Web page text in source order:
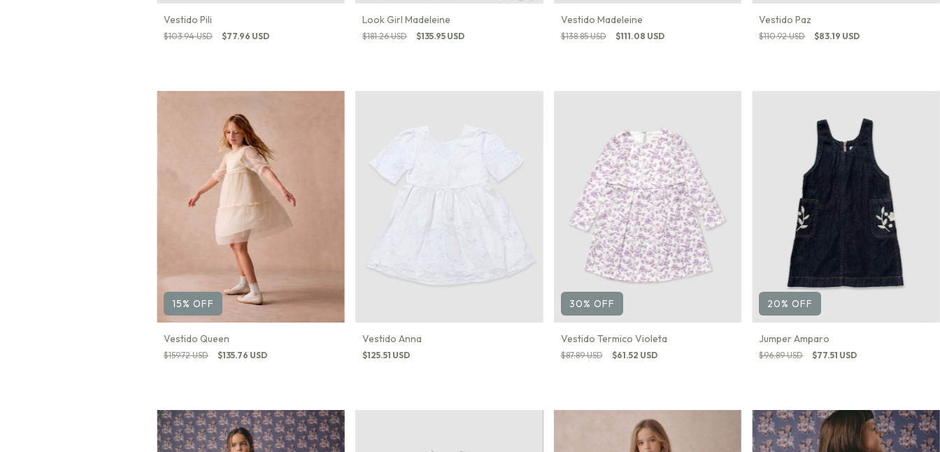
Vestido Pili
$103.94 USD $77.96 USD
Look Girl Madeleine
$181.26 USD $135.95 USD
Vestido Madeleine
$138.85 USD $111.08 USD
Vestido Paz
$110.92 USD $83.19 USD
15% OFF
Vestido Queen
$159.72 USD $135.76 USD
Vestido Anna
$125.51 USD
30% OFF
Vestido Termico Violeta
$87.89 USD $61.52 USD
20%OFF
Jumper Amparo
$96.89 USD $77.51 USD